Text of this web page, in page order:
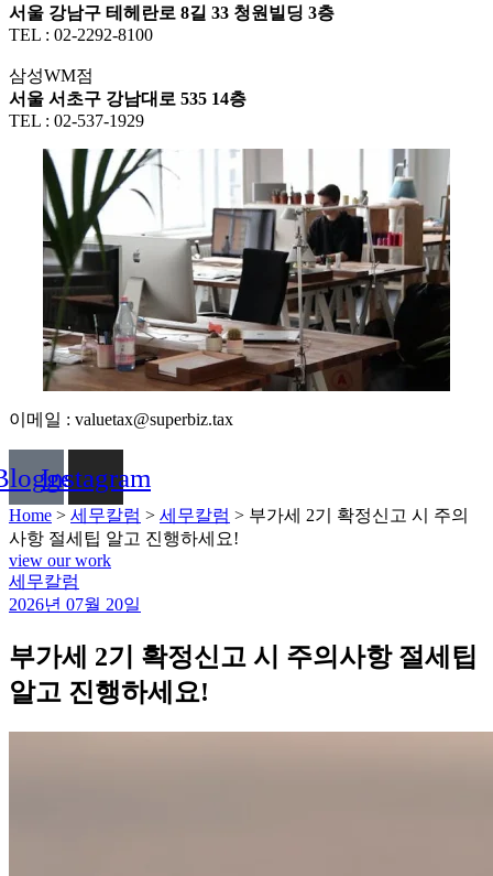
서울 강남구 테헤란로 8길 33 청원빌딩 3층
TEL : 02-2292-8100
삼성WM점
서울 서초구 강남대로 535 14층
TEL : 02-537-1929
이메일 : valuetax@superbiz.tax
Instagram
Home > 세무칼럼 > 세무칼럼 > 부가세 2기 확정신고 시 주의
사항 절세팁 알고 진행하세요!
view our work
Categories
세무칼럼
2026년 07월 20일
부가세 2기 확정신고 시 주의사항 절세팁
알고 진행하세요!